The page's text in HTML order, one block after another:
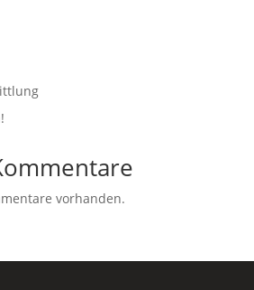
vorhanden.